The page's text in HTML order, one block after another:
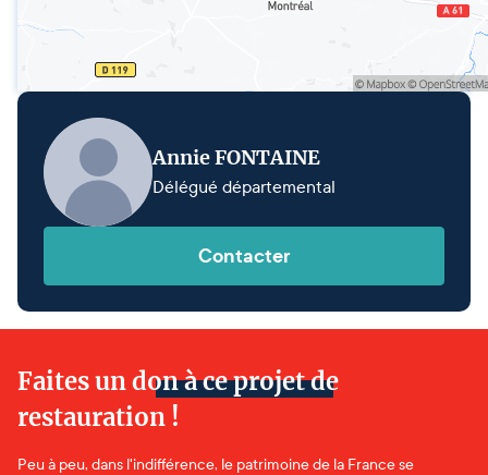
Annie FONTAINE
Délégué départemental
Contacter
Faites un don à ce projet de
restauration !
Peu à peu, dans l'indifférence, le patrimoine de la France se